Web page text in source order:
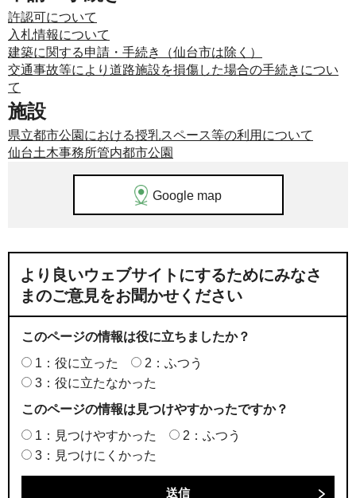
許認可について
入札情報について
建築に関する申請・手続き（仙台市は除く）
交通事故等により道路施設を損傷した場合の手続きについ
て
施設
県立都市公園における授乳スペース等の利用について
仙台土木事務所管内都市公園
Google map
より良いウェブサイトにするためにみなさ
まのご意見をお聞かせください
このページの情報は役に立ちましたか？
1：役に立った
2：ふつう
3：役に立たなかった
このページの情報は見つけやすかったですか？
1：見つけやすかった
2：ふつう
3：見つけにくかった